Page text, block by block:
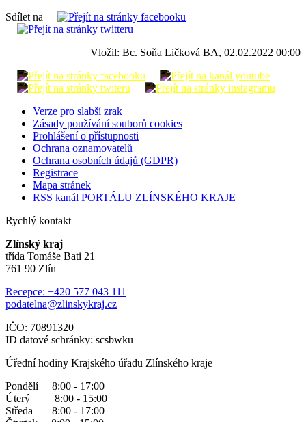
Sdílet na
Vložil: Bc. Soňa Ličková BA, 02.02.2022 00:00
Verze pro slabší zrak
Zásady používání souborů cookies
Prohlášení o přístupnosti
Ochrana oznamovatelů
Ochrana osobních údajů (GDPR)
Registrace
Mapa stránek
RSS kanál PORTÁLU ZLÍNSKÉHO KRAJE
Rychlý kontakt
Zlínský kraj
třída Tomáše Bati 21
761 90 Zlín
Recepce: +420 577 043 111
podatelna@zlinskykraj.cz
IČO: 70891320
ID datové schránky: scsbwku
Úřední hodiny Krajského úřadu Zlínského kraje
Pondělí 8:00 - 17:00
Úterý 8:00 - 15:00
Středa 8:00 - 17:00